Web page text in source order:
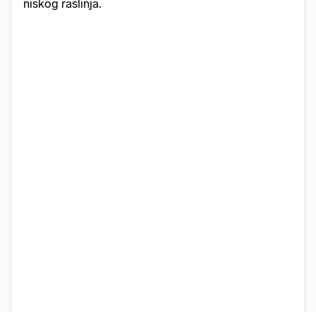
niskog raslinja.